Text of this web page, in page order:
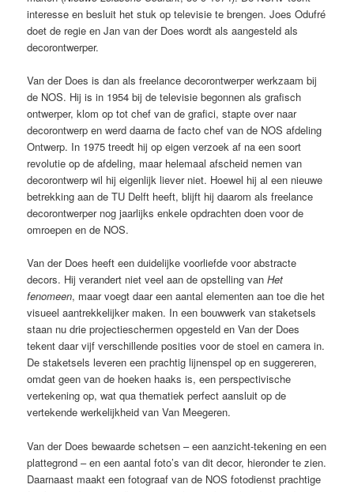
interesse en besluit het stuk op televisie te brengen. Joes Odufré
doet de regie en Jan van der Does wordt als aangesteld als
decorontwerper.
Van der Does is dan als freelance decorontwerper werkzaam bij
de NOS. Hij is in 1954 bij de televisie begonnen als grafisch
ontwerper, klom op tot chef van de grafici, stapte over naar
decorontwerp en werd daarna de facto chef van de NOS afdeling
Ontwerp. In 1975 treedt hij op eigen verzoek af na een soort
revolutie op de afdeling, maar helemaal afscheid nemen van
decorontwerp wil hij eigenlijk liever niet. Hoewel hij al een nieuwe
betrekking aan de TU Delft heeft, blijft hij daarom als freelance
decorontwerper nog jaarlijks enkele opdrachten doen voor de
omroepen en de NOS.
Van der Does heeft een duidelijke voorliefde voor abstracte
decors. Hij verandert niet veel aan de opstelling vanHet
fenomeen, maar voegt daar een aantal elementen aan toe die het
visueel aantrekkelijker maken. In een bouwwerk van staketsels
staan nu drie projectieschermen opgesteld en Van der Does
tekent daar vijf verschillende posities voor de stoel en camera in.
De staketsels leveren een prachtig lijnenspel op en suggereren,
omdat geen van de hoeken haaks is, een perspectivische
vertekening op, wat qua thematiek perfect aansluit op de
vertekende werkelijkheid van Van Meegeren.
Van der Does bewaarde schetsen – een aanzicht-tekening en een
plattegrond – en een aantal foto’s van dit decor, hieronder te zien.
Daarnaast maakt een fotograaf van de NOS fotodienst prachtige